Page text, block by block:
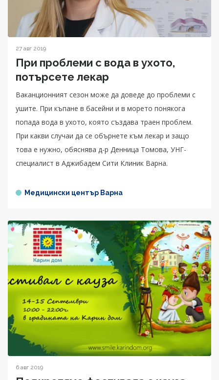
27 авг 2019
При проблеми с вода в ухото,
потърсете лекар
Ваканционният сезон може да доведе до проблеми с
ушите. При къпане в басейни и в морето понякога
попада вода в ухото, която създава траен проблем.
При какви случаи да се обърнете към лекар и защо
това е нужно, обяснява д-р Денница Томова, УНГ-
специалист в Аджибадем Сити Клиник Варна.
Медицински център Варна
6 авг 2019